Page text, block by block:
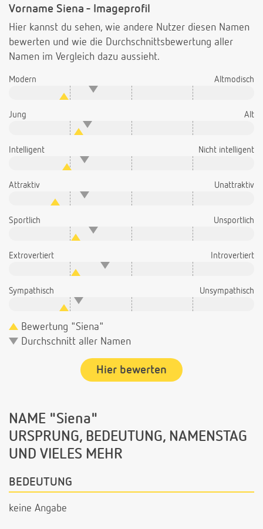
Vorname Siena - Imageprofil
Hier kannst du sehen, wie andere Nutzer diesen Namen
bewerten und wie die Durchschnittsbewertung aller
Namen im Vergleich dazu aussieht.
Modern Altmodisch
Jung Alt
Intelligent Nicht intelligent
Attraktiv Unattraktiv
Sportlich Unsportlich
Extrovertiert Introvertiert
Sympathisch Unsympathisch
Bewertung "Siena"
Durchschnitt aller Namen
Hier bewerten
NAME "Siena"
URSPRUNG, BEDEUTUNG, NAMENSTAG
UND VIELES MEHR
BEDEUTUNG
keine Angabe